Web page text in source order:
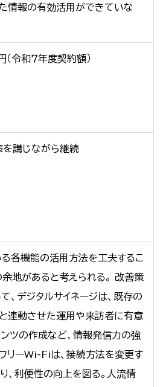
情報の有効活用ができていな
令和７年度契約額）
講じながら継続
各機能の活用方法を工夫するこ
地があると考えられる。 改善策
、デジタルサイネージは、既存の
連動させた運用や来訪者に有意
ツの作成など、情報発信力の強
リーWi-Fiは、接続方法を変更す
、利便性の向上を図る。人流情